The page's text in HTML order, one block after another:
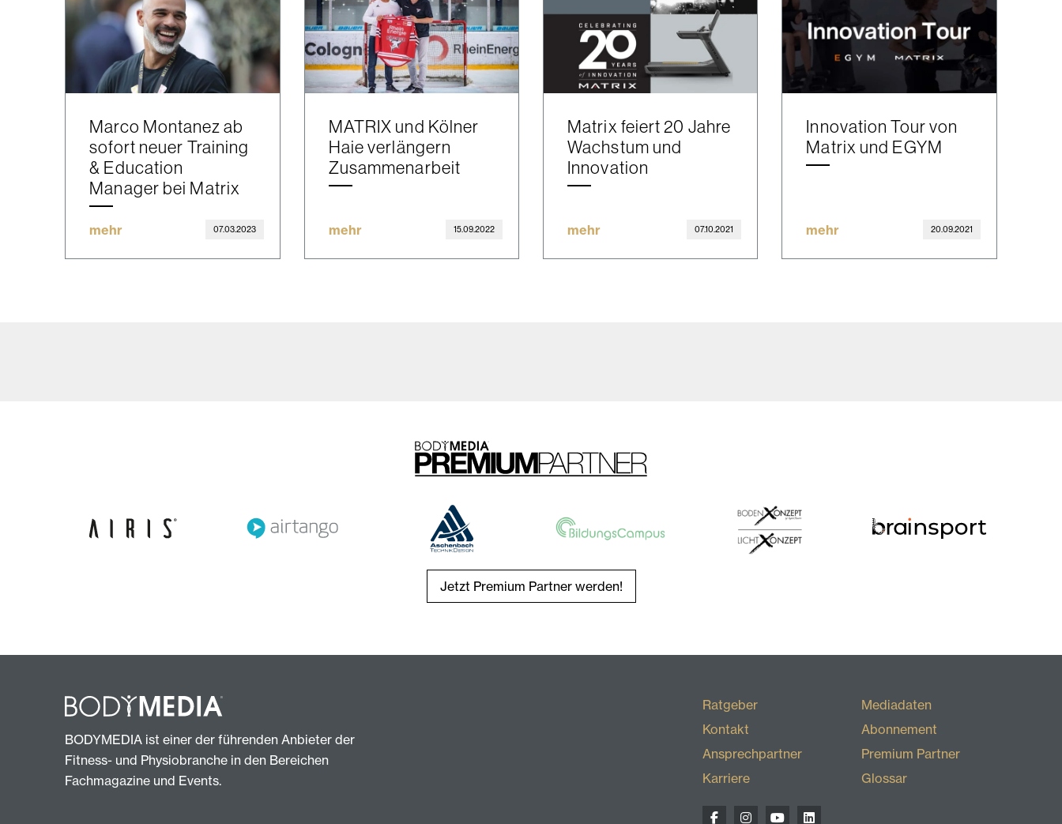
Marco Montanez ab
sofort neuer Training
& Education
Manager bei Matrix
mehr 07.03.2023
MATRIX und Kölner
Haie verlängern
Zusammenarbeit
mehr 15.09.2022
Matrix feiert 20 Jahre
Wachstum und
Innovation
mehr 07.10.2021
Innovation Tour von
Matrix und EGYM
mehr 20.09.2021
Jetzt Premium Partner werden!
BODYMEDIA ist einer der führenden Anbieter der
Fitness- und Physiobranche in den Bereichen
Fachmagazine und Events.
Ratgeber
Kontakt
Ansprechpartner
Karriere
Mediadaten
Abonnement
Premium Partner
Glossar